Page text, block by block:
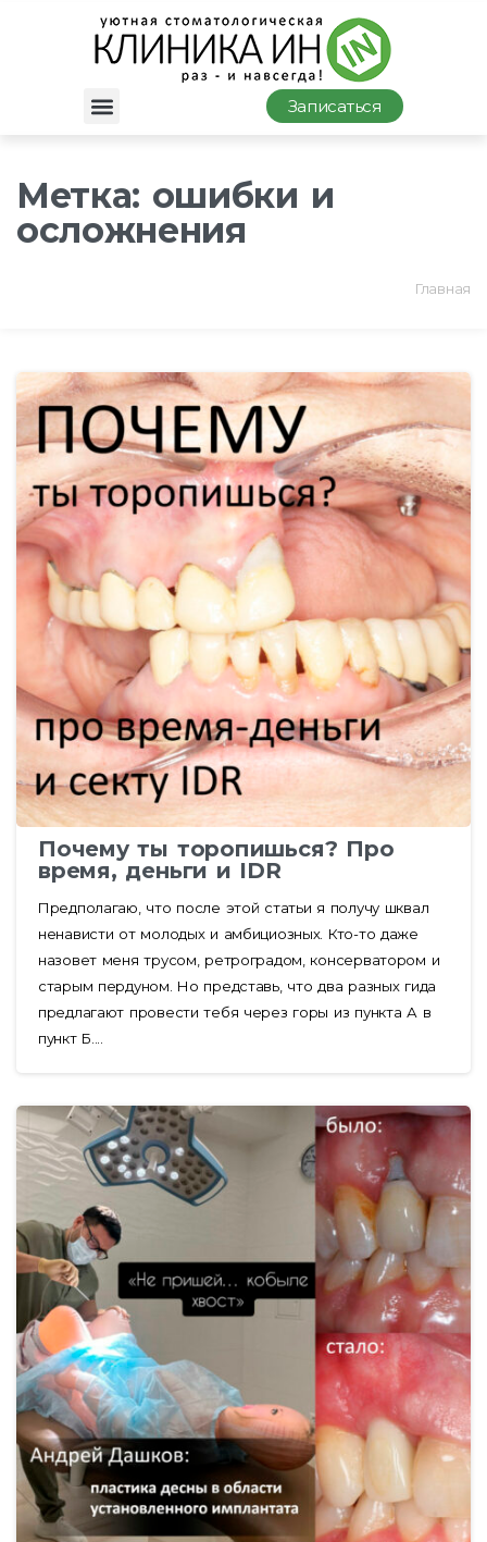
Записаться
Метка: ошибки и
осложнения
Главная
Почему ты торопишься? Про
время, деньги и IDR
Предполагаю, что после этой статьи я получу шквал
ненависти от молодых и амбициозных. Кто-то даже
назовет меня трусом, ретроградом, консерватором и
старым пердуном. Но представь, что два разных гида
предлагают провести тебя через горы из пункта А в
пункт Б....